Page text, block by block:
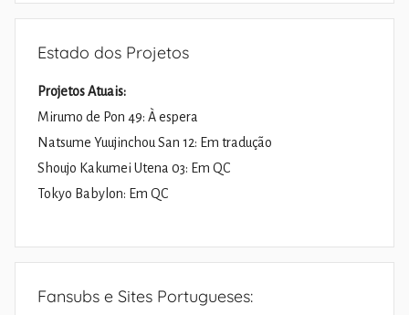
Estado dos Projetos
Projetos Atuais:
Mirumo de Pon 49: À espera
Natsume Yuujinchou San 12: Em tradução
Shoujo Kakumei Utena 03: Em QC
Tokyo Babylon: Em QC
Fansubs e Sites Portugueses: